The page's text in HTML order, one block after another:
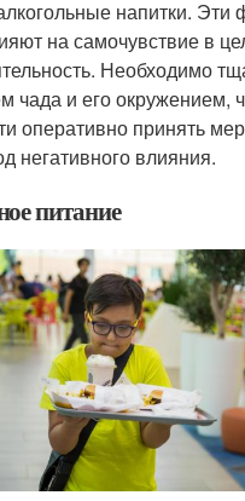
напитки. Эти
на самочувствие в
Необходимо
чада и его окружением,
оперативно принять
негативного влияния.
питание